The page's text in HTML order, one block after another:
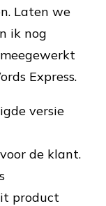
Laten we
ik nog
Express.
versie
de klant.
product